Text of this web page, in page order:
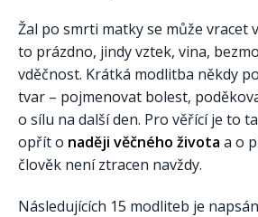
Žal po smrti matky se může vracet
to prázdno, jindy vztek, vina,
vděčnost. Krátká modlitba někdy
tvar – pojmenovat bolest,
o sílu na další den. Pro věřící je to
opřít o naději věčného života a o
člověk není ztracen navždy.
Následujících 15 modliteb je